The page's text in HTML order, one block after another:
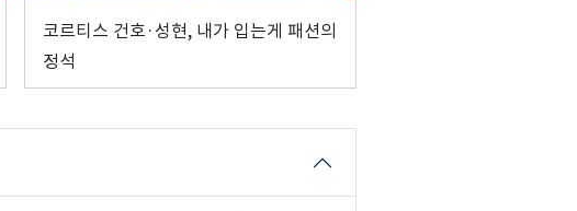
코르티스 건호·성현, 내가 입는게 패션의
정석